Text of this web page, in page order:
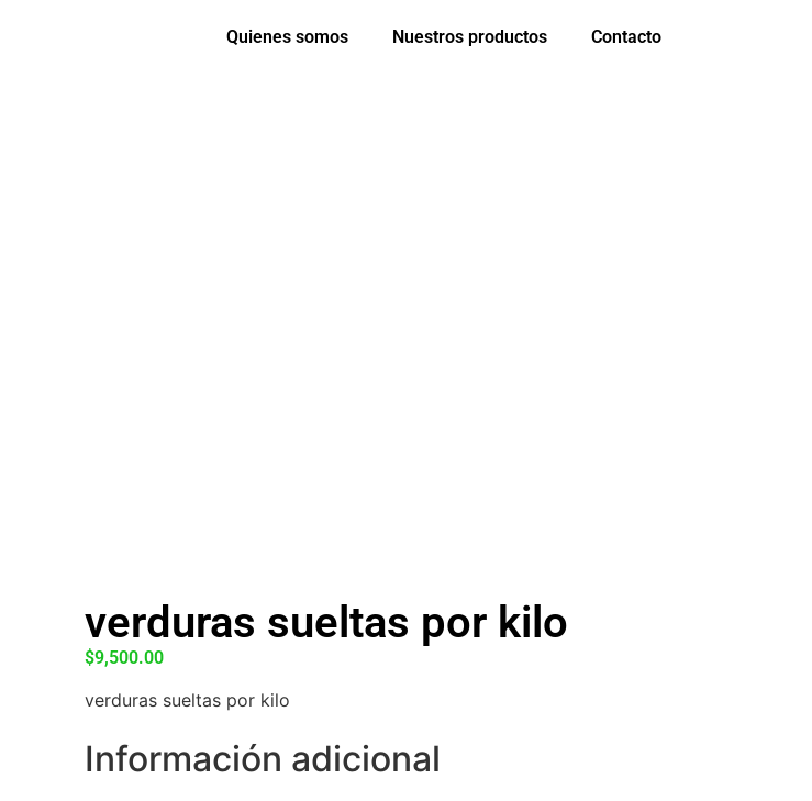
Quienes somos Nuestros productos Contacto
verduras sueltas por kilo
$9,500.00
verduras sueltas por kilo
Información adicional